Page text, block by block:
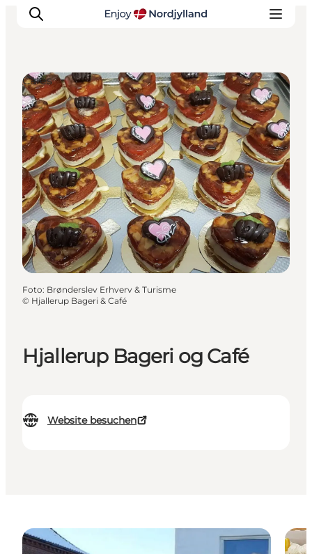
Erlebnisse
Reiseplanung
Destinationen
Guides
Veranstaltungen
Für Kinder
Hjallerup Bageri og Café
Website besuchen
Cafés
Foto: Brønderslev Erhverv & Turisme
© Hjallerup Bageri & Café